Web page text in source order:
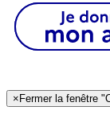
×Fermer la fenêtre